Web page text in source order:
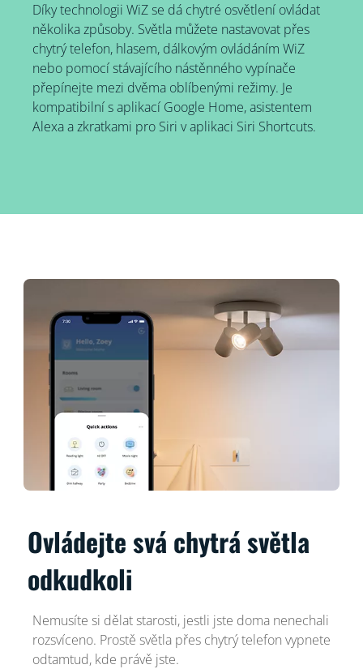
Díky technologii WiZ se dá chytré osvětlení ovládat
několika způsoby. Světla můžete nastavovat přes
chytrý telefon, hlasem, dálkovým ovládáním WiZ
nebo pomocí stávajícího nástěnného vypínače
přepínejte mezi dvěma oblíbenými režimy. Je
kompatibilní s aplikací Google Home, asistentem
Alexa a zkratkami pro Siri v aplikaci Siri Shortcuts.
Ovládejte svá chytrá světla
odkudkoli
Nemusíte si dělat starosti, jestli jste doma nenechali
rozsvíceno. Prostě světla přes chytrý telefon vypnete
odtamtud, kde právě jste.